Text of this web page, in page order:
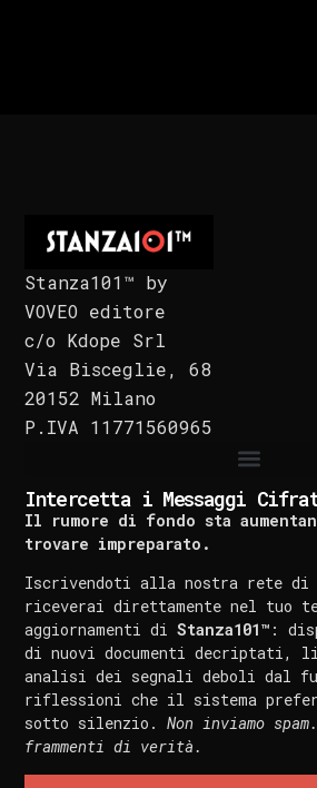
Stanza101™ by
VOVEO editore
c/o Kdope Srl
Via Bisceglie, 68
20152 Milano
P.IVA 11771560965
Intercetta i Messaggi
Il rumore di fondo sta
trovare impreparato.
Iscrivendoti alla nostra rete di
riceverai direttamente nel tuo
aggiornamenti diStanza101™ :
di nuovi documenti decriptati,
analisi dei segnali deboli dal
riflessioni che il sistema
sotto silenzio.Non inviamo
frammenti di verità.